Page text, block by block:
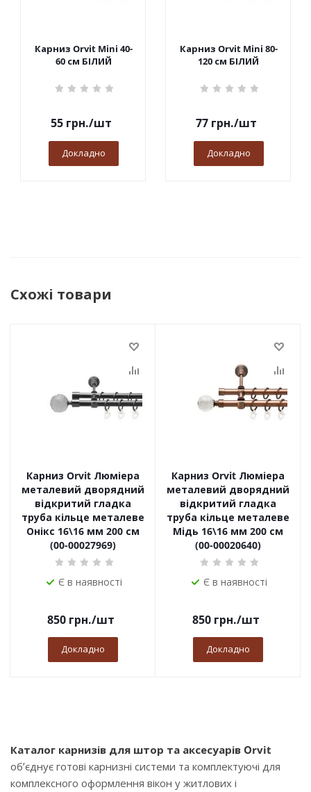
Карниз Orvit Mini 40-
60 см БІЛИЙ
55грн./шт
Докладно
Карниз Orvit Mini 80-
120 см БІЛИЙ
77грн./шт
Докладно
Схожі товари
Карниз Orvit Люміера
металевий дворядний
відкритий гладка
труба кільце металеве
Онікс 16\16 мм 200 см
(00-00027969)
Є в наявності
850грн./шт
Докладно
Карниз Orvit Люміера
металевий дворядний
відкритий гладка
труба кільце металеве
Мідь 16\16 мм 200 см
(00-00020640)
Є в наявності
850грн./шт
Докладно
Каталог карнизів для штор та аксесуарів Orvit
об’єднує готові карнизні системи та комплектуючі для
комплексного оформлення вікон у житлових і